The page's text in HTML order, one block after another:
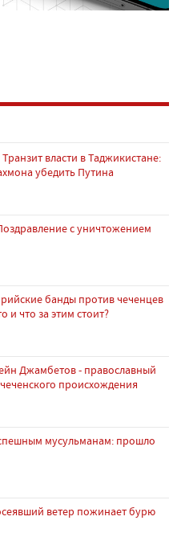
Транзит власти в Таджикистане:
убедить Путина
с уничтожением
банды против чеченцев
и что за этим стоит?
Джамбетов - православный
происхождения
мусульманам: прошло
ветер пожинает бурю